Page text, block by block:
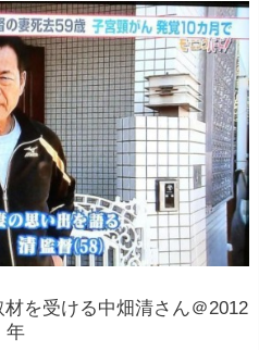
材を受ける中畑清さん＠2012
年